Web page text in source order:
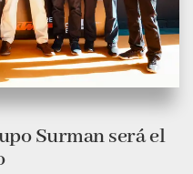
Surman será el